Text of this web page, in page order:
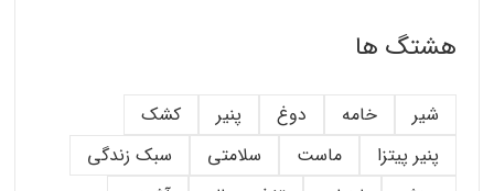
هشتگ ها
شیر خامه دوغ پنیر
کشک
پنیر پیتزا
ماست سلامتی
سبک زندگی